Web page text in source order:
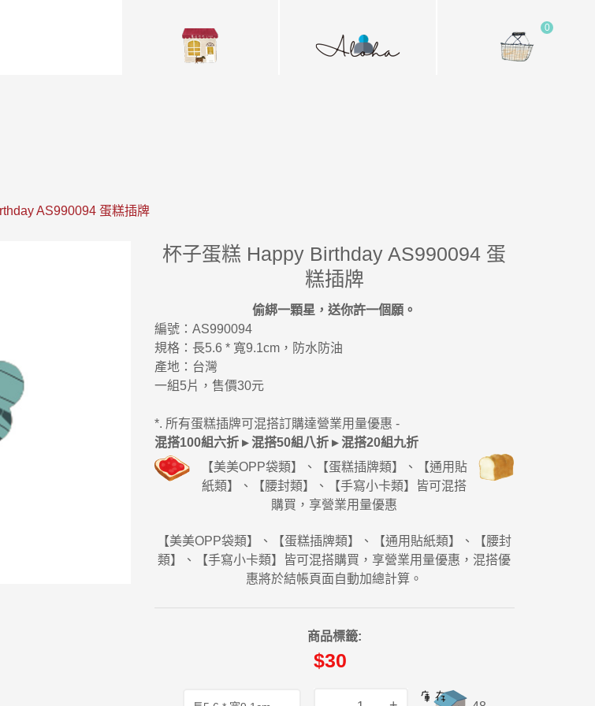
0
AS990094 蛋糕插牌
杯子蛋糕 Happy Birthday AS990094 蛋
糕插牌
偷綁一顆星，送你許一個願。
編號：AS990094
規格：長5.6 * 寬9.1cm，防水防油
產地：台灣
一組5片，售價30元
*. 所有蛋糕插牌可混搭訂購達營業用量優惠 -
混搭100組六折 ▸ 混搭50組八折 ▸ 混搭20組九折
【美美OPP袋類】、【蛋糕插牌類】、【通用貼
紙類】、【腰封類】、【手寫小卡類】皆可混搭
購買，享營業用量優惠
【美美OPP袋類】、【蛋糕插牌類】、【通用貼紙類】、【腰封
類】、【手寫小卡類】皆可混搭購買，享營業用量優惠，混搭優
惠將於結帳頁面自動加總計算。
商品標籤:
$30